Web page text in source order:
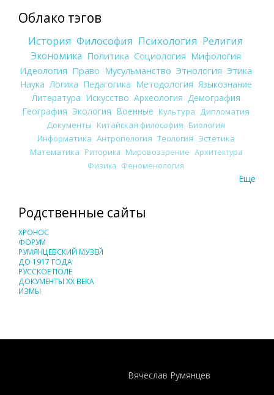
Облако тэгов
История Философия Психология Религия
Экономика Политика Социология Мифология
Идеология Право Мусульманство Этнология Этика
Наука Логика Педагогика Методология Языкознание
Литература Искусство Археология Демография
География Экология Военные Культура
Дипломатия
Документы Китайская философия Биология
Информатика Антропология Теология Эстетика
Математика Риторика Мировоззрение Архитектура
Физика Феноменология
Еще
Родственные сайты
ХРОНОС
ФОРУМ
РУМЯНЦЕВСКИЙ МУЗЕЙ
ДО 1917 ГОДА
РУССКОЕ ПОЛЕ
ДОКУМЕНТЫ XX ВЕКА
ИЗМЫ
Вячеслав Румянцев